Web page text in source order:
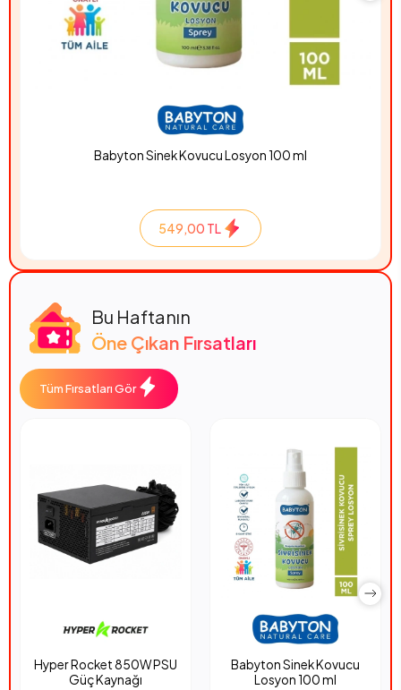
Babyton Sinek Kovucu Losyon 100 ml
549,00 TL
Bu Haftanın
Öne Çıkan Fırsatları
Tüm Fırsatları Gör
Hyper Rocket 850W PSU
Güç Kaynağı
Babyton Sinek Kovucu
Losyon 100 ml